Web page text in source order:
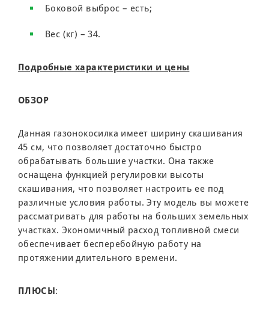
Боковой выброс – есть;
Вес (кг) – 34.
Подробные характеристики и цены
ОБЗОР
Данная газонокосилка имеет ширину скашивания
45 см, что позволяет достаточно быстро
обрабатывать большие участки. Она также
оснащена функцией регулировки высоты
скашивания, что позволяет настроить ее под
различные условия работы. Эту модель вы можете
рассматривать для работы на больших земельных
участках. Экономичный расход топливной смеси
обеспечивает бесперебойную работу на
протяжении длительного времени.
ПЛЮСЫ: